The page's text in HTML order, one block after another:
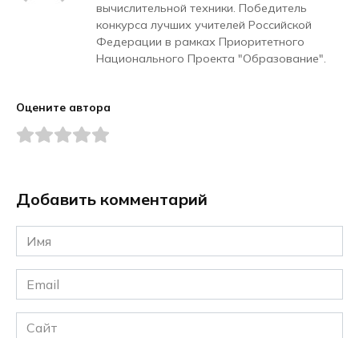
вычислительной техники. Победитель
конкурса лучших учителей Российской
Федерации в рамках Приоритетного
Национального Проекта "Образование".
Оцените автора
Добавить комментарий
Имя
*
Email
*
Сайт